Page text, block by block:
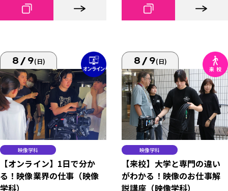
8/9(日)
映像学科
【オンライン】1日で分か
る！映像業界の仕事（映像
学科）
8/9(日)
映像学科
【来校】大学と専門の違い
がわかる！映像のお仕事解
説講座（映像学科）